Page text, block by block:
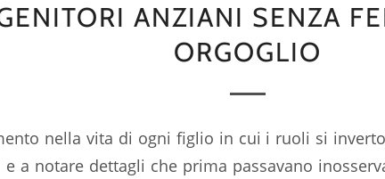
ANZIANI SENZA
ORGOGLIO
nella vita di ogni figlio in cui i ruoli si
a notare dettagli che prima passavano